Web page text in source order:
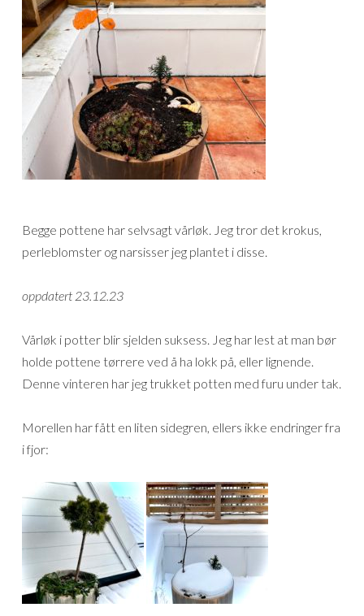
Begge pottene har selvsagt vårløk. Jeg tror det krokus,
perleblomster og narsisser jeg plantet i disse.
oppdatert 23.12.23
Vårløk i potter blir sjelden suksess. Jeg har lest at man bør
holde pottene tørrere ved å ha lokk på, eller lignende.
Denne vinteren har jeg trukket potten med furu under tak.
Morellen har fått en liten sidegren, ellers ikke endringer fra
i fjor: